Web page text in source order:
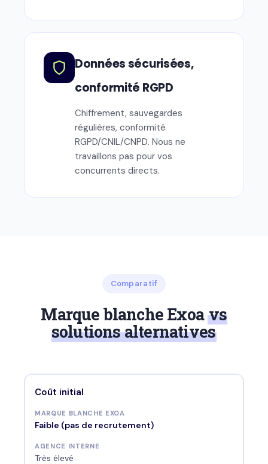
Données sécurisées,
conformité RGPD
Chiffrement, sauvegardes
régulières, conformité
RGPD/CNIL/CNPD. Nous ne
travaillons pas pour vos
concurrents directs.
Comparatif
Marque blanche Exoavs
solutions alternatives
Coût initial
Faible (pas de recrutement)
Très élevé